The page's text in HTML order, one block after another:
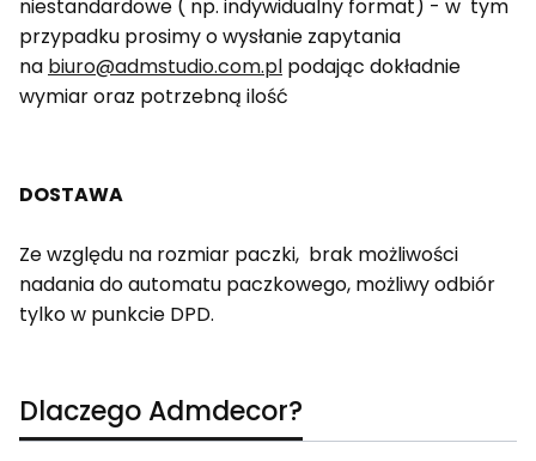
niestandardowe ( np. indywidualny format) - w tym
przypadku prosimy o wysłanie zapytania
na biuro@admstudio.com.pl podając dokładnie
wymiar oraz potrzebną ilość
DOSTAWA
Ze względu na rozmiar paczki, brak możliwości
nadania do automatu paczkowego, możliwy odbiór
tylko w punkcie DPD.
Dlaczego Admdecor?